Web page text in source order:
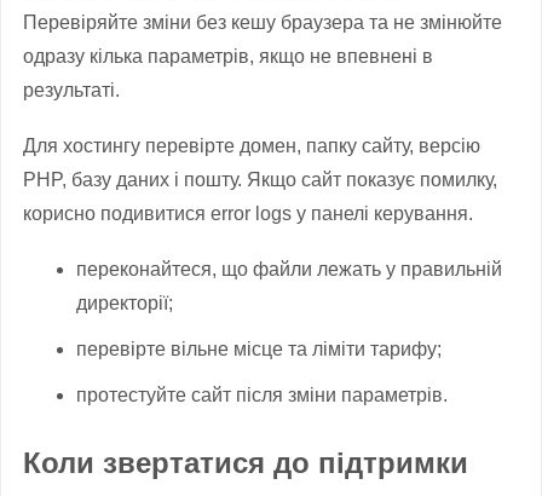
Перевіряйте зміни без кешу браузера та не змінюйте
одразу кілька параметрів, якщо не впевнені в
результаті.
Для хостингу перевірте домен, папку сайту, версію
PHP, базу даних і пошту. Якщо сайт показує помилку,
корисно подивитися error logs у панелі керування.
переконайтеся, що файли лежать у правильній
директорії;
перевірте вільне місце та ліміти тарифу;
протестуйте сайт після зміни параметрів.
Коли звертатися до підтримки